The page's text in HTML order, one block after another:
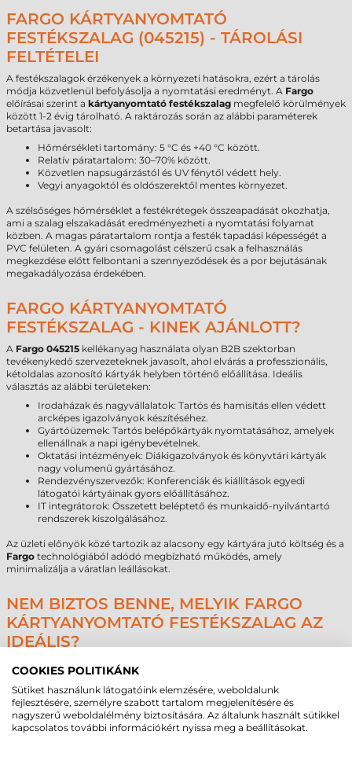
FARGO KÁRTYANYOMTATÓ
FESTÉKSZALAG (045215) - TÁROLÁSI
FELTÉTELEI
A festékszalagok érzékenyek a környezeti hatásokra, ezért a tárolás
módja közvetlenül befolyásolja a nyomtatási eredményt. A Fargo
előírásai szerint a kártyanyomtató festékszalag megfelelő körülmények
között 1-2 évig tárolható. A raktározás során az alábbi paraméterek
betartása javasolt:
Hőmérsékleti tartomány: 5 °C és +40 °C között.
Relatív páratartalom: 30–70% között.
Közvetlen napsugárzástól és UV fénytől védett hely.
Vegyi anyagoktól és oldószerektől mentes környezet.
A szélsőséges hőmérséklet a festékrétegek összeapadását okozhatja,
ami a szalag elszakadását eredményezheti a nyomtatási folyamat
közben. A magas páratartalom rontja a festék tapadási képességét a
PVC felületen. A gyári csomagolást célszerű csak a felhasználás
megkezdése előtt felbontani a szennyeződések és a por bejutásának
megakadályozása érdekében.
FARGO KÁRTYANYOMTATÓ
FESTÉKSZALAG - KINEK AJÁNLOTT?
A Fargo 045215 kellékanyag használata olyan B2B szektorban
tevékenykedő szervezeteknek javasolt, ahol elvárás a professzionális,
kétoldalas azonosító kártyák helyben történő előállítása. Ideális
választás az alábbi területeken:
Irodaházak és nagyvállalatok: Tartós és hamisítás ellen védett
arcképes igazolványok készítéséhez.
Gyártóüzemek: Tartós belépőkártyák nyomtatásához, amelyek
ellenállnak a napi igénybevételnek.
Oktatási intézmények: Diákigazolványok és könyvtári kártyák
nagy volumenű gyártásához.
Rendezvényszervezők: Konferenciák és kiállítások egyedi
látogatói kártyáinak gyors előállításához.
IT integrátorok: Összetett beléptető és munkaidő-nyilvántartó
rendszerek kiszolgálásához.
Az üzleti előnyök közé tartozik az alacsony egy kártyára jutó költség és a
Fargo technológiából adódó megbízható működés, amely
minimalizálja a váratlan leállásokat.
NEM BIZTOS BENNE, MELYIK FARGO
KÁRTYANYOMTATÓ FESTÉKSZALAG AZ
IDEÁLIS?
A technológiai fejlődés és a széles termékválaszték miatt a
legmegfelelőbb kellékanyag meghatározása szakértői támogatást
igényelhet. A specifikációk pontos egyeztetése biztosítja, hogy a
választottkártyanyomtató festékszalagmaradéktalanul megfeleljen a
technikai követelményeknek és a felhasználói elvárásoknak.
Amennyiben bizonytalanság merül fel a kompatibilitás vagy a kapacitás
COOKIES POLITIKÁNK
Sütiket használunk látogatóink elemzésére, weboldalunk
fejlesztésére, személyre szabott tartalom megjelenítésére és
nagyszerű weboldalélmény biztosítására. Az általunk használt sütikkel
kapcsolatos további információkért nyissa meg a beállításokat.